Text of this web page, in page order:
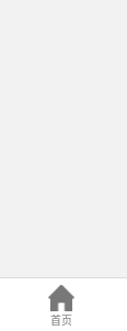
首页